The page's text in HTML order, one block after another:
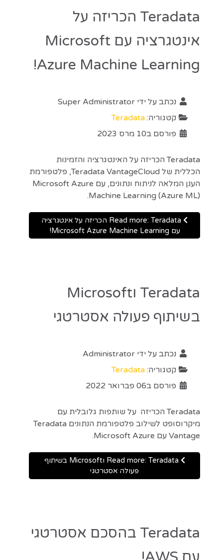
Teradata הכריזה על
אינטגרציה עם Microsoft
Azure Machine Learning!
נכתב על ידי Super Administrator
קטגוריה: Teradata
פורסם ב10 מרס 2023
Teradata הכריזה על האינטגרציה והזמינות
הכללית של Teradata VantageCloud, פלטפורמת
הענן המלאה לניתוח ונתונים, עם Microsoft Azure
Machine Learning (Azure ML).
Read more: Teradata הכריזה על אינטגרציה
עם Microsoft Azure Machine Learning!
Teradata וMicrosoft
בשיתוף פעולה אסטרטגי
נכתב על ידי Administrator
קטגוריה: Teradata
פורסם ב06 פברואר 2022
Teradata הכריזה על שותפות גלובלית עם
מיקרוסופט לשילוב פלטפורמת הנתונים Teradata
Vantage עם Microsoft Azure.
Read more: Teradata וMicrosoft בשיתוף
פעולה אסטרטגי
Teradata בהסכם אסטרטגי